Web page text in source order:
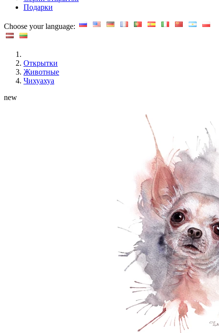
Подарки
Choose your language:
Открытки
Животные
Чихуахуа
new